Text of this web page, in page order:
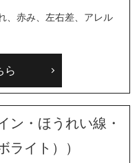
、赤み、左右差、アレル
ら
ン・ほうれい線・
ライト））